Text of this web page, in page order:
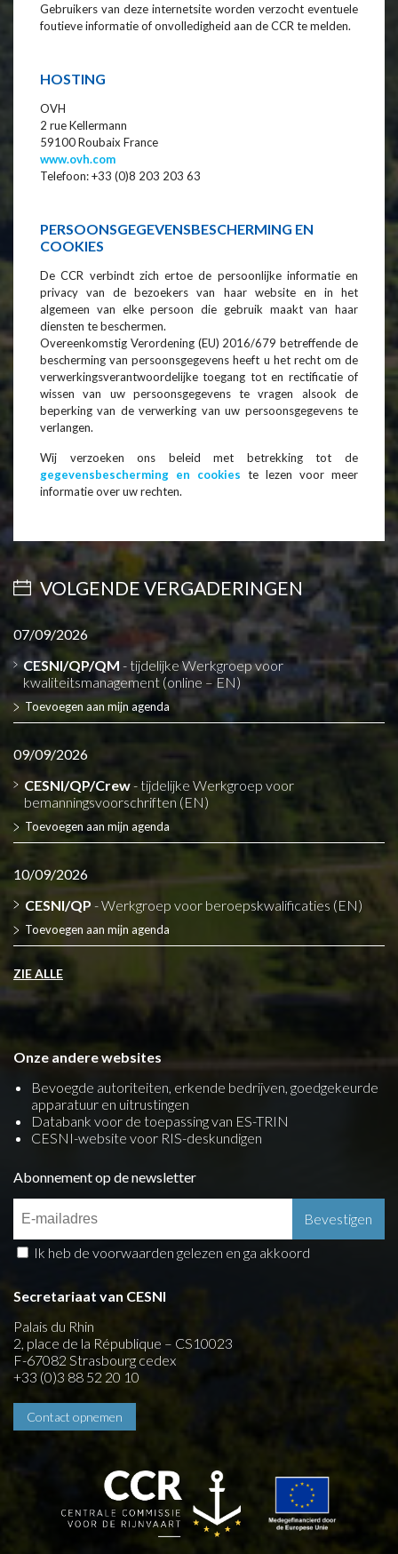
VOLGENDE VERGADERINGEN
07/09/2026
CESNI/QP/QM - tijdelijke Werkgroep voor
kwaliteitsmanagement (online – EN)
Toevoegen aan mijn agenda
09/09/2026
CESNI/QP/Crew- tijdelijke Werkgroep voor
bemanningsvoorschriften (EN)
Toevoegen aan mijn agenda
10/09/2026
CESNI/QP - Werkgroep voor beroepskwalificaties (EN)
Toevoegen aan mijn agenda
ZIE ALLE
Gebruikers van deze internetsite worden verzocht eventuele
foutieve informatie of onvolledigheid aan de CCR te melden.
HOSTING
OVH
2 rue Kellermann
59100 Roubaix France
www.ovh.com
Telefoon: +33 (0)8 203 203 63
PERSOONSGEGEVENSBESCHERMING EN
COOKIES
De CCR verbindt zich ertoe de persoonlijke informatie en
privacy van de bezoekers van haar website en in het
algemeen van elke persoon die gebruik maakt van haar
diensten te beschermen.
Overeenkomstig Verordening (EU) 2016/679 betreffende de
bescherming van persoonsgegevens heeft u het recht om de
verwerkingsverantwoordelijke toegang tot en rectificatie of
wissen van uw persoonsgegevens te vragen alsook de
beperking van de verwerking van uw persoonsgegevens te
verlangen.
Wij verzoeken ons beleid met betrekking tot de
gegevensbescherming en cookies te lezen voor meer
informatie over uw rechten.
Onze andere websites
Bevoegde autoriteiten, erkende bedrijven, goedgekeurde
apparatuur en uitrustingen
Databank voor de toepassing van ES-TRIN
CESNI-website voor RIS-deskundigen
Abonnement op de newsletter
Ik heb de voorwaarden gelezen en ga akkoord
Secretariaat van CESNI
Palais du Rhin
2, place de la République – CS10023
F-67082 Strasbourg cedex
+33 (0)3 88 52 20 10
Contact opnemen